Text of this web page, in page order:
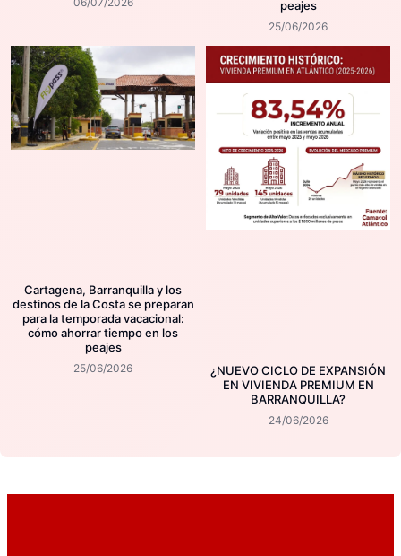
peajes
25/06/2026
Cartagena, Barranquilla y los
destinos de la Costa se preparan
para la temporada vacacional:
cómo ahorrar tiempo en los
peajes
25/06/2026
¿NUEVO CICLO DE EXPANSIÓN
EN VIVIENDA PREMIUM EN
BARRANQUILLA?
24/06/2026